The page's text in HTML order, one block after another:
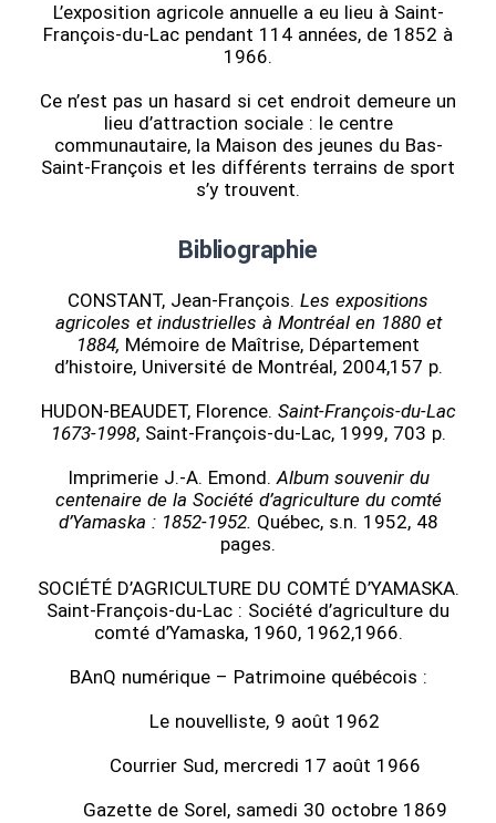
L’exposition agricole annuelle a eu lieu à Saint-
François-du-Lac pendant 114 années, de 1852 à
1966.
Ce n’est pas un hasard si cet endroit demeure un
lieu d’attraction sociale : le centre
communautaire, la Maison des jeunes du Bas-
Saint-François et les différents terrains de sport
s’y trouvent.
Bibliographie
CONSTANT, Jean-François. Les expositions
agricoles et industrielles à Montréal en 1880 et
1884, Mémoire de Maîtrise, Département
d’histoire, Université de Montréal, 2004,157 p.
HUDON-BEAUDET, Florence. Saint-François-du-Lac
1673-1998, Saint-François-du-Lac, 1999, 703 p.
Imprimerie J.-A. Emond.Album souvenir du
centenaire de la Société d’agriculture du comté
d’Yamaska : 1852-1952. Québec, s.n. 1952, 48
pages.
SOCIÉTÉ D’AGRICULTURE DU COMTÉ D’YAMASKA.
Saint-François-du-Lac : Société d’agriculture du
comté d’Yamaska, 1960, 1962,1966.
BAnQ numérique – Patrimoine québécois :
Le nouvelliste, 9 août 1962
Courrier Sud, mercredi 17 août 1966
Gazette de Sorel, samedi 30 octobre 1869